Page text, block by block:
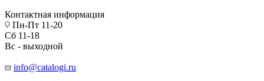
Контактная информация
Пн-Пт 11-20
Сб 11-18
Вс - выходной
info@catalogi.ru